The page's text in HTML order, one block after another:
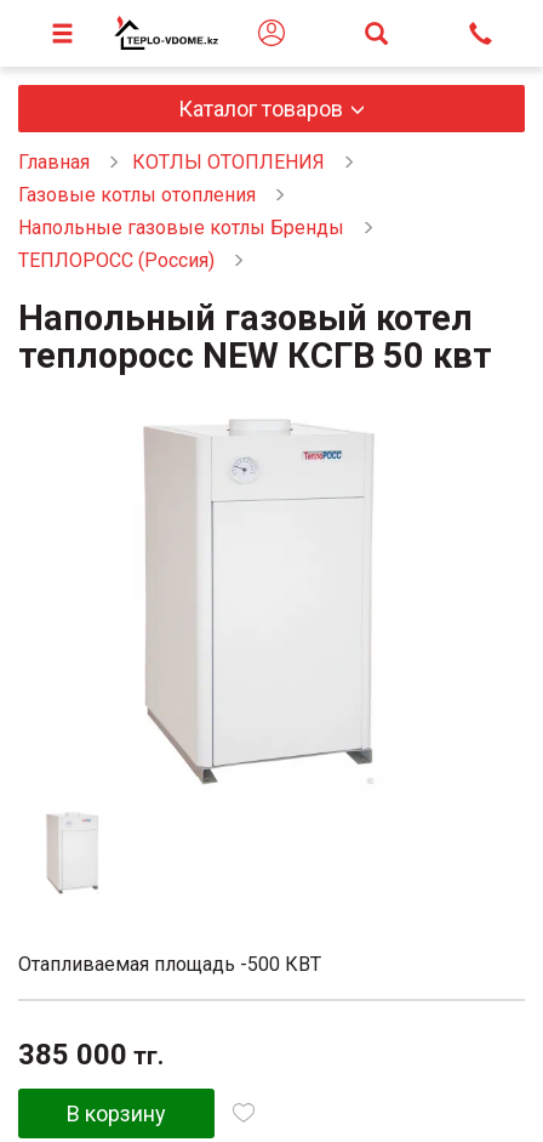
Каталог товаров
Главная
КОТЛЫ ОТОПЛЕНИЯ
Газовые котлы отопления
Напольные газовые котлы Бренды
ТЕПЛОРОСС (Россия)
Напольный газовый котел
теплоросс NEW КСГВ 50 квт
Отапливаемая площадь -500 КВТ
385 000 тг.
В корзину